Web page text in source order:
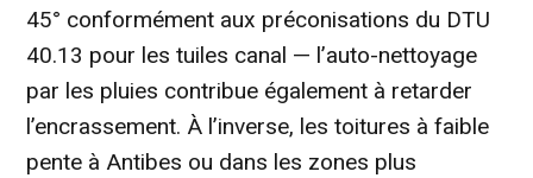
45° conformément aux préconisations du DTU
40.13 pour les tuiles canal — l’auto-nettoyage
par les pluies contribue également à retarder
l’encrassement. À l’inverse, les toitures à faible
pente à Antibes ou dans les zones plus